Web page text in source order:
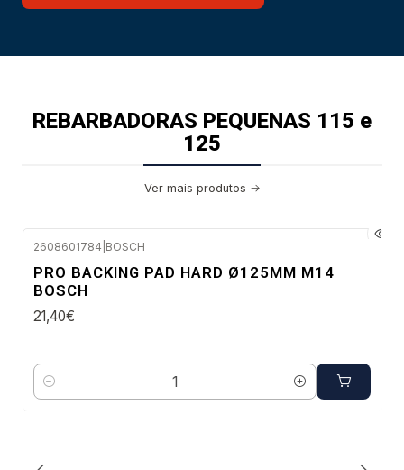
REBARBADORAS PEQUENAS 115 e
125
Ver mais produtos
2608601784 BOSCH
PRO BACKING PAD HARD Ø125MM M14
BOSCH
21,40€
Quantidade